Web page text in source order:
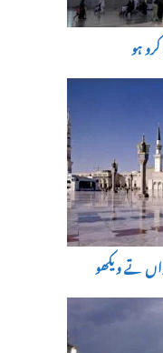
ہو
تے ویکھو